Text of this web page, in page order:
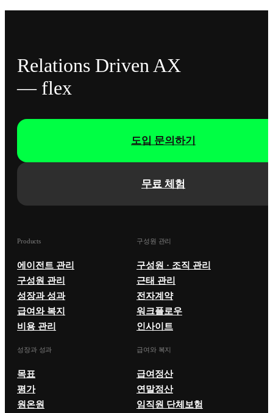
Relations Driven AX
— flex
무료 체험
도입 문의하기
Products
에이전트 관리
구성원 관리
성장과 성과
급여와 복지
비용 관리
구성원 관리
구성원 · 조직 관리
근태 관리
전자계약
워크플로우
인사이트
성장과 성과
목표
평가
원온원
급여와 복지
급여정산
연말정산
임직원 단체보험